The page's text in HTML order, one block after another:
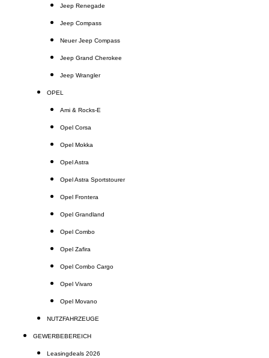
Jeep Renegade
Jeep Compass
Neuer Jeep Compass
Jeep Grand Cherokee
Jeep Wrangler
OPEL
Ami & Rocks-E
Opel Corsa
Opel Mokka
Opel Astra
Opel Astra Sportstourer
Opel Frontera
Opel Grandland
Opel Combo
Opel Zafira
Opel Combo Cargo
Opel Vivaro
Opel Movano
NUTZFAHRZEUGE
GEWERBEBEREICH
Leasingdeals 2026